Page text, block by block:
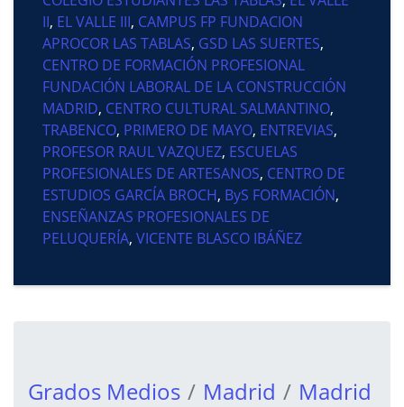
II, EL VALLE III, CAMPUS FP FUNDACION
APROCOR LAS TABLAS, GSD LAS SUERTES,
CENTRO DE FORMACIÓN PROFESIONAL
FUNDACIÓN LABORAL DE LA CONSTRUCCIÓN
MADRID, CENTRO CULTURAL SALMANTINO,
TRABENCO, PRIMERO DE MAYO, ENTREVIAS,
PROFESOR RAUL VAZQUEZ, ESCUELAS
PROFESIONALES DE ARTESANOS, CENTRO DE
ESTUDIOS GARCÍA BROCH, ByS FORMACIÓN,
ENSEÑANZAS PROFESIONALES DE
PELUQUERÍA, VICENTE BLASCO IBÁÑEZ
Grados Medios Madrid Madrid